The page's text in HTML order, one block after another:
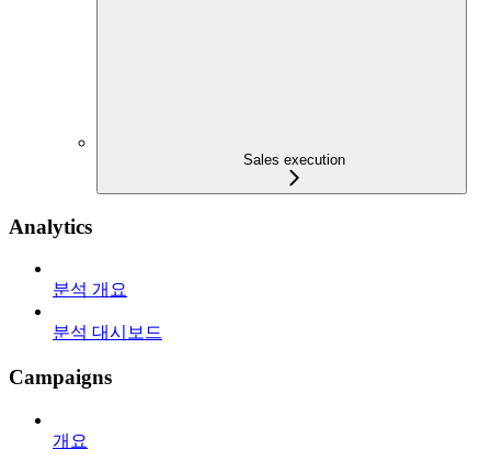
Sales execution
Analytics
분석 개요
분석 대시보드
Campaigns
개요